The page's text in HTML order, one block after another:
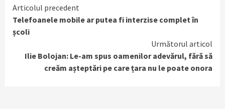
Continue
Reading
Articolul precedent
Telefoanele mobile ar putea fi interzise complet în
școli
Următorul articol
Ilie Bolojan: Le-am spus oamenilor adevărul, fără să
creăm așteptări pe care țara nu le poate onora